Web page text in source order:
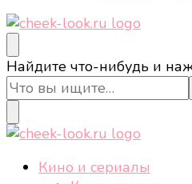
cheek-look.ru
Женский сайт о звездах и
здоровом образе жизни,
еде.
Ищите
что-
то?
Найдите что-нибудь и
cheek-look.ru
Женский сайт о звездах и
Кино и сериалы